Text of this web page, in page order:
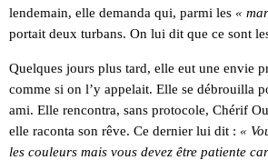
lendemain, elle demanda qui, parmi les «
portait deux turbans. On lui dit que ce sont
Quelques jours plus tard, elle eut une envie
comme si on l’y appelait. Elle se débrouilla
ami. Elle rencontra, sans protocole, Chérif
elle raconta son rêve. Ce dernier lui dit : «
les couleurs mais vous devez être patiente